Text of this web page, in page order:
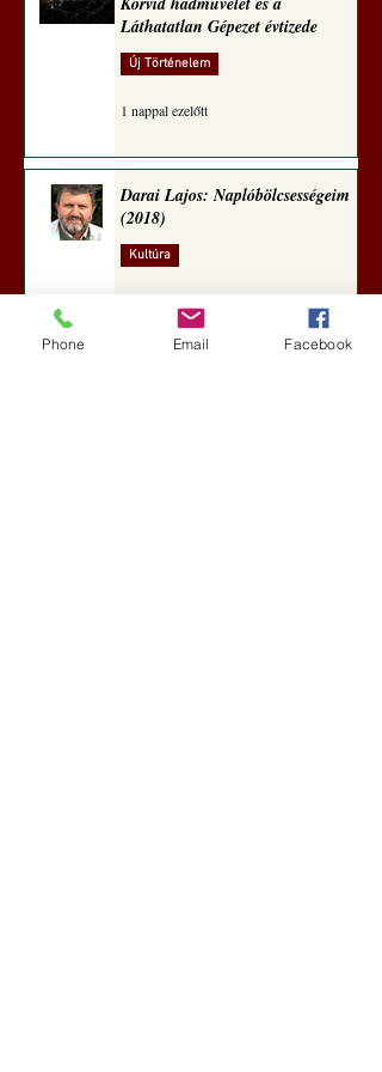
Láthatatlan Gépezet évtizede
Új Történelem
1 nappal ezelőtt
Darai Lajos: Naplóbölcsességeim
(2018)
Kultúra
Phone Email Facebook